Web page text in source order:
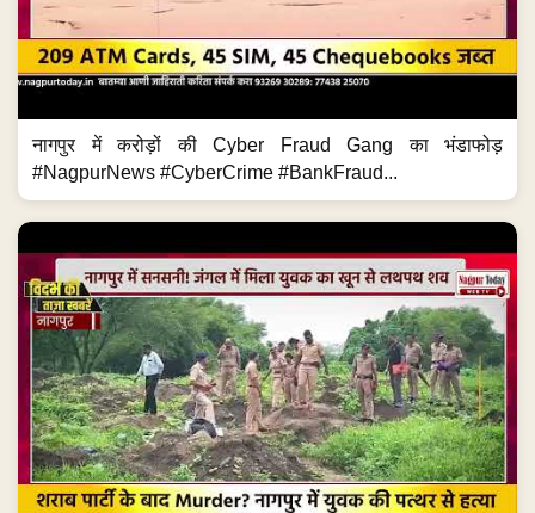
नागपुर में करोड़ों की Cyber Fraud Gang का भंडाफोड़
#NagpurNews #CyberCrime #BankFraud...